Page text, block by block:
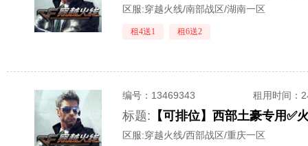
区服:穿越火线/南部战区/湖南一区
租4送1 租6送2
编号： 13469343 租用时间 ：
标题: 【可排位】西部土豪专用
区服:穿越火线/西部战区/重庆一区